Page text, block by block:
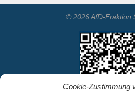
Cookie-Zustimmung
© 2026 AfD-Fraktion